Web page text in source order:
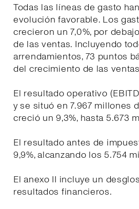
Todas las líneas de gasto
evolución favorable. Los
crecieron un 7,0%, por
de las ventas. Incluyendo
arrendamientos, 73 puntos
del crecimiento de las
El resultado operativo
y se situó en 7.967 millones
creció un 9,3%, hasta 5.673
El resultado antes de
9,9%, alcanzando los 5.754
El anexo II incluye un
resultados financieros.